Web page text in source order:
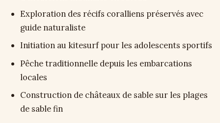
Exploration des récifs coralliens préservés avec
guide naturaliste
Initiation au kitesurf pour les adolescents sportifs
Pêche traditionnelle depuis les embarcations
locales
Construction de châteaux de sable sur les plages
de sable fin